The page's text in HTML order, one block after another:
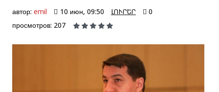
автор: emil 10 июн, 09:50 ԼՈՒՐԵՐ
0
просмотров: 207